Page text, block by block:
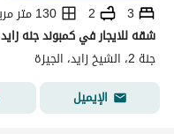
3
2
130 متر مربع
شقه للايجار في كمبوند جنه زايد 2
جنة 2، الشيخ زايد، الجيزة
الإيميل